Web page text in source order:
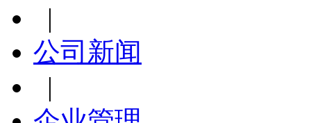
|
公司新闻
|